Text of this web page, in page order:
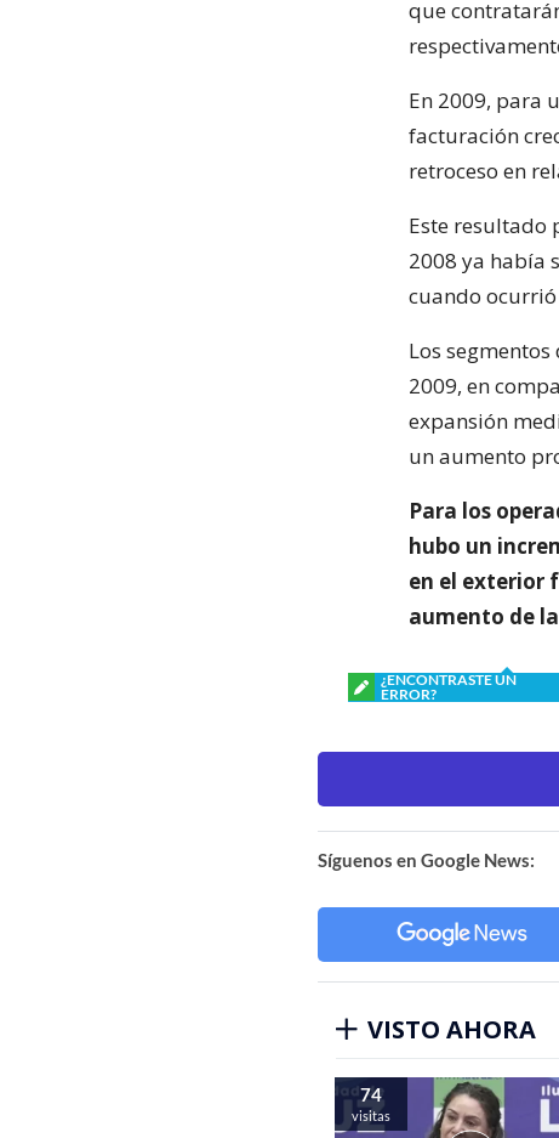
que
En 2009, para
facturación
retroceso en
Este resultado
2008 ya había
cuando
Los
2009, en
expansión
un aumento
Para los
hubo un
en el exterior
aumento de
¿ENCONTRASTE UN
ERROR?
Síguenos en Google News:
VISTO AHORA
74
visitas